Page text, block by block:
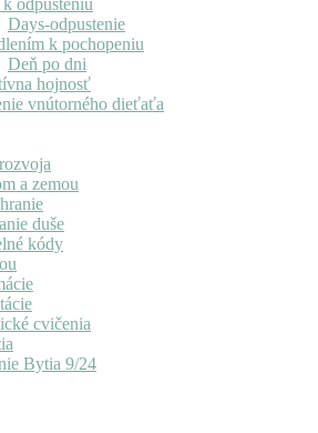
Days-odpustenie
k pochopeniu
Deň po dni
hojnosť
vnútorného dieťaťa
a zemou
duše
kódy
cvičenia
Bytia 9/24